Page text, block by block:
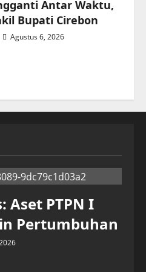
Antar Waktu,
Bupati Cirebon
Agustus 6, 2026
Aset PTPN I
Pertumbuhan